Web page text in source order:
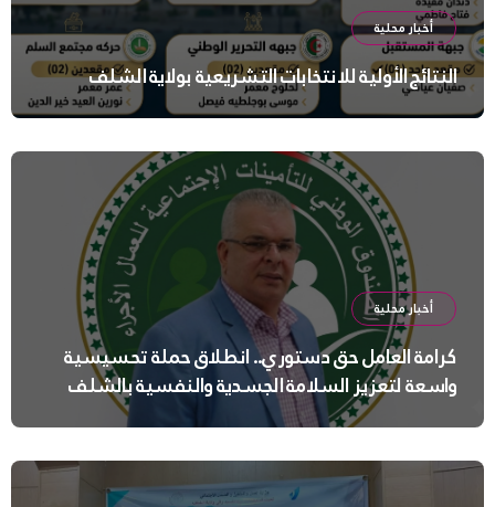
أخبار محلية
النتائج الأولية للانتخابات التشريعية بولاية الشلف
أخبار محلية
كرامة العامل حق دستوري.. انطلاق حملة تحسيسية
واسعة لتعزيز السلامة الجسدية والنفسية بالشلف